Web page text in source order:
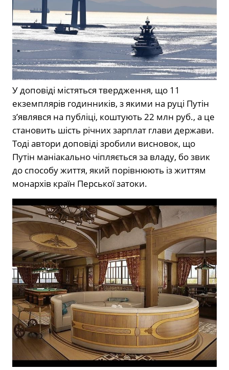
У доповіді містяться твердження, що 11
екземплярів годинників, з якими на руці Путін
з’являвся на публіці, коштують 22 млн руб., а це
становить шість річних зарплат глави держави.
Тоді автори доповіді зробили висновок, що
Путін маніакально чіпляється за владу, бо звик
до способу життя, який порівнюють із життям
монархів країн Перської затоки.